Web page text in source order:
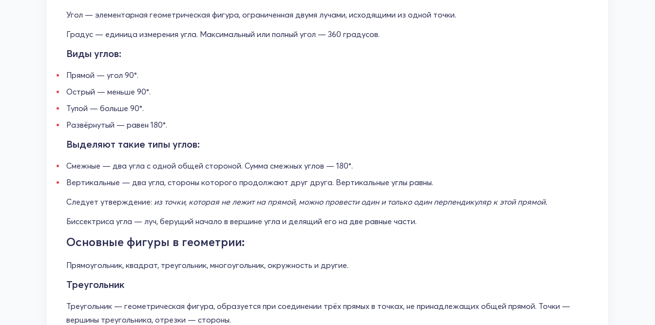
Угол — элементарная геометрическая фигура, ограниченная двумя лучами, исходящими из одной точки.
Градус — единица измерения угла. Максимальный или полный угол — 360 градусов.
Виды углов:
Прямой — угол 90°.
Острый — меньше 90°.
Тупой — больше 90°.
Развёрнутый — равен 180°.
Выделяют такие типы углов:
Смежные — два угла с одной общей стороной. Сумма смежных углов — 180°.
Вертикальные — два угла, стороны которого продолжают друг друга. Вертикальные углы равны.
Следует утверждение: из точки, которая не лежит на прямой, можно провести один и только один перпендикуляр к этой прямой.
Биссектриса угла — луч, берущий начало в вершине угла и делящий его на две равные части.
Основные фигуры в геометрии:
Прямоугольник, квадрат, треугольник, многоугольник, окружность и другие.
Треугольник
Треугольник — геометрическая фигура, образуется при соединении трёх прямых в точках, не принадлежащих общей прямой. Точки —
вершины треугольника, отрезки — стороны.